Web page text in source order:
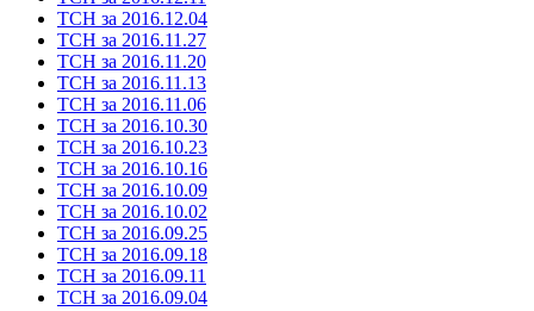
ТСН за 2016.12.04
ТСН за 2016.11.27
ТСН за 2016.11.20
ТСН за 2016.11.13
ТСН за 2016.11.06
ТСН за 2016.10.30
ТСН за 2016.10.23
ТСН за 2016.10.16
ТСН за 2016.10.09
ТСН за 2016.10.02
ТСН за 2016.09.25
ТСН за 2016.09.18
ТСН за 2016.09.11
ТСН за 2016.09.04